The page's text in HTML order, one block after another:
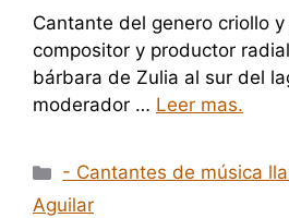
Cantante del genero criollo
compositor y productor
bárbara de Zulia al sur del
moderador … Leer mas.
Categorías
- Cantantes de música
Aguilar